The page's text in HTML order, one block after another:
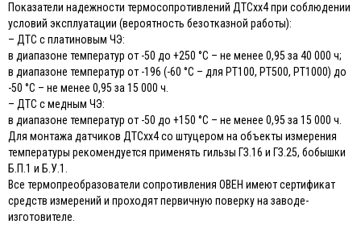
Показатели надежности термосопротивлений ДТСхх4 при соблюдении
условий эксплуатации (вероятность безотказной работы):
– ДТС с платиновым ЧЭ:
в диапазоне температур от -50 до +250 °С – не менее 0,95 за 40 000 ч;
в диапазоне температур от -196 (-60 °С – для РТ100, РТ500, РТ1000) до
-50 °С – не менее 0,95 за 15 000 ч.
– ДТС с медным ЧЭ:
в диапазоне температур от -50 до +150 °С – не менее 0,95 за 15 000 ч.
Для монтажа датчиков ДТСхх4 со штуцером на объекты измерения
температуры рекомендуется применять гильзы ГЗ.16 и ГЗ.25, бобышки
Б.П.1 и Б.У.1.
Все термопреобразователи сопротивления ОВЕН имеют сертификат
средств измерений и проходят первичную поверку на заводе-
изготовителе.